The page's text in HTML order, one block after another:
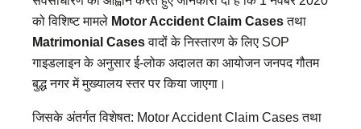
को विशिष्ट मामले Motor Accident Claim Casesतथा
Matrimonial Casesवादों के निस्तारण के लिए SOP
गाइडलाइन के अनुसार ई-लोक अदालत का आयोजन जनपद गौतम
बुद्ध नगर में मुख्यालय स्तर पर किया जाएगा।
जिसके अंतर्गत विशेषत: Motor Accident Claim Cases तथा